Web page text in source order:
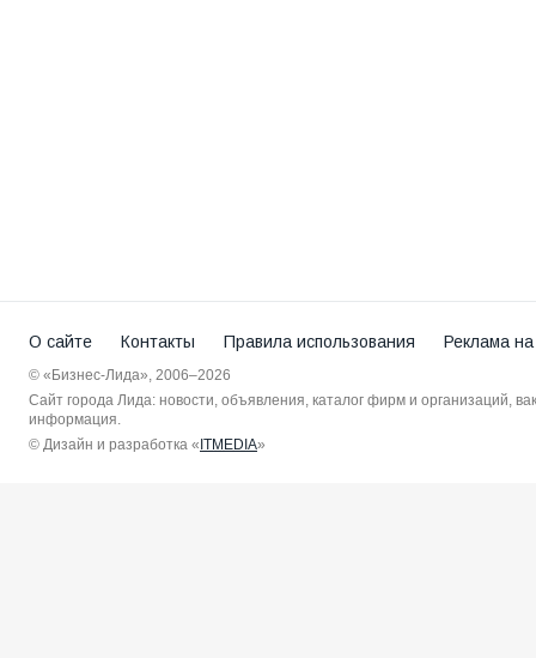
О сайте Контакты Правила использования Реклама
© «Бизнес-Лида», 2006–2026
Сайт города Лида: новости, объявления, каталог фирм и организаций,
информация.
© Дизайн и разработка «ITMEDIA»